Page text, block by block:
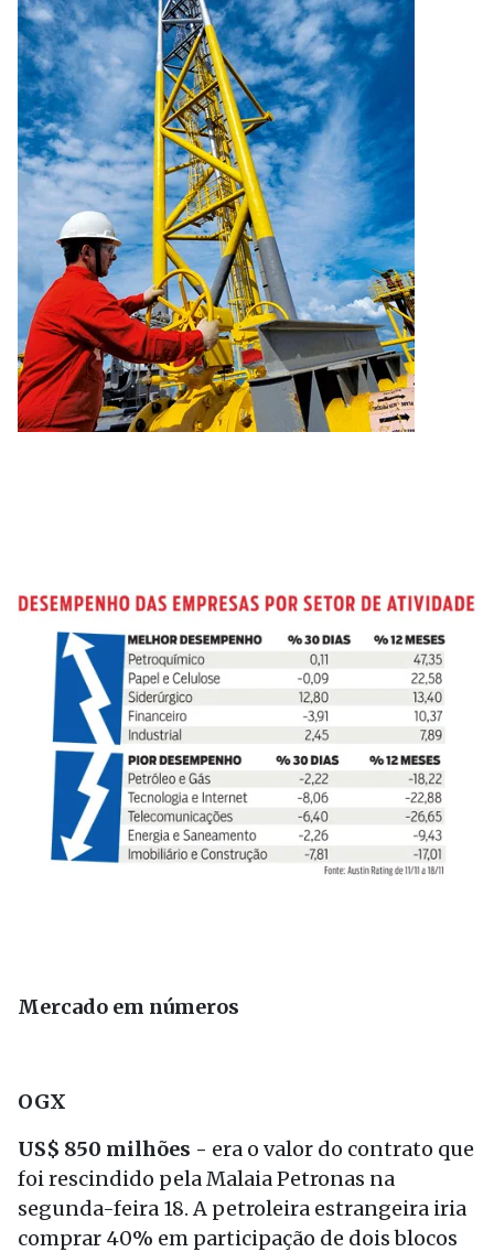
Mercado em números
OGX
US$ 850 milhões - era o valor do contrato que
foi rescindido pela Malaia Petronas na
segunda-feira 18. A petroleira estrangeira iria
comprar 40% em participação de dois blocos